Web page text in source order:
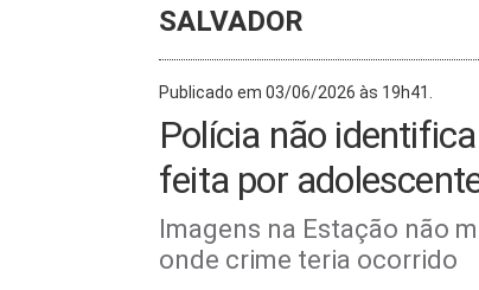
SALVADOR
Publicado em 03/06/2026 às 19h41.
Polícia não
feita por
Imagens na Estação não
onde crime teria ocorrido